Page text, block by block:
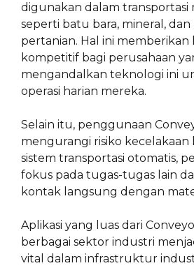
digunakan dalam transportasi
seperti batu bara, mineral,
pertanian. Hal ini
kompetitif bagi perusahaan
mengandalkan teknologi ini
operasi harian mereka.
Selain itu, penggunaan
mengurangi risiko kecelakaan
sistem transportasi otomatis,
fokus pada tugas-tugas lain
kontak langsung dengan
Aplikasi yang luas dari
berbagai sektor industri
vital dalam infrastruktur